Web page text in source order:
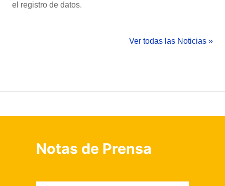
el registro de datos.
Ver todas las Noticias »
Notas de Prensa